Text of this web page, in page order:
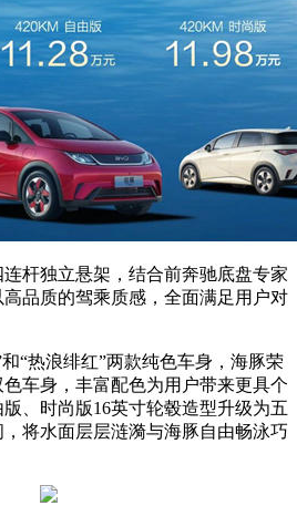
杆独立悬架，结合前奔驰底盘专家
品质的驾乘质感，全面满足用户对
“热浪绯红”两款纯色车身，海豚荣
车身，丰富配色为用户带来更具个
、时尚版16英寸轮毂造型升级为五
将水面层层涟漪与海豚自由畅泳巧